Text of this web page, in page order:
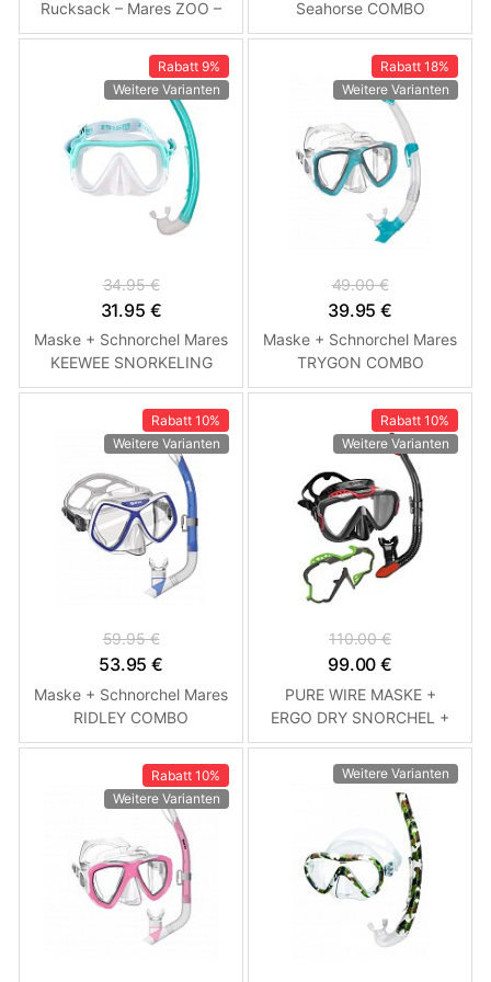
Rucksack – Mares ZOO –
Schnorchelset für Kinder
Modrá - Ryba
Seahorse COMBO
Schnorchelset Růžová
Rabatt 9%
Weitere Varianten
34.95 €
31.95 €
Maske + Schnorchel Mares
KEEWEE SNORKELING
Schnorchelset Tyrkysová
Rabatt 18%
Weitere Varianten
49.00 €
39.95 €
Maske + Schnorchel Mares
TRYGON COMBO
Schnorchelset Tirkysová
Rabatt 10%
Weitere Varianten
59.95 €
53.95 €
Maske + Schnorchel Mares
RIDLEY COMBO
Schnorchelset Modrá
Rabatt 10%
Weitere Varianten
110.00 €
99.00 €
PURE WIRE MASKE +
ERGO DRY SNORCHEL +
COLOR FRAME Mares Čirá
- Modrá Černo - Červený
rám
Rabatt 10%
Weitere Varianten
Weitere Varianten